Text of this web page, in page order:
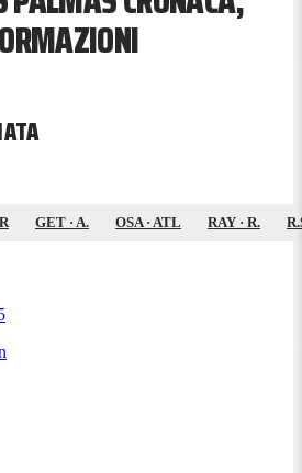
GET · A. OSA· ATL RAY · R.